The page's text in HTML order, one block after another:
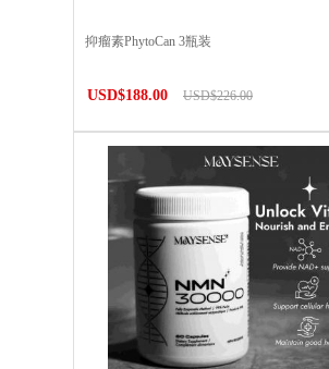
抑瘤素PhytoCan 3瓶装
USD$188.00 USD$226.00